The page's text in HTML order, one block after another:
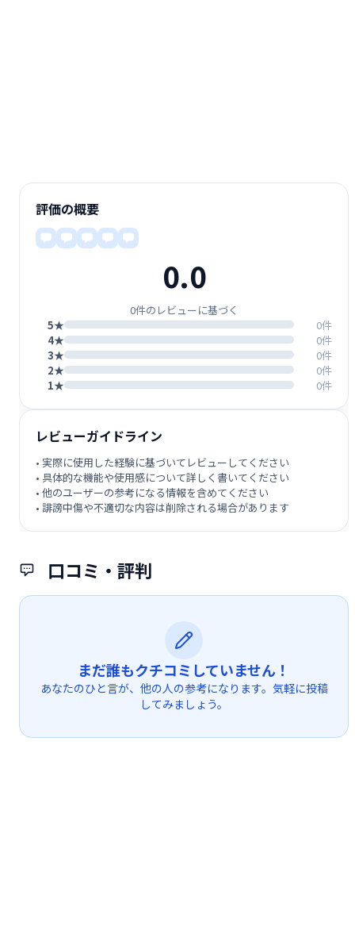
口コミ・評判
まだ誰もクチコミしていません！
あなたのひと言が、他の人の参考になります。気軽に投稿
してみましょう。
評価の概要
0.0
0件のレビューに基づく
5★
0件
4★
0件
3★
0件
2★
0件
1★
0件
レビューガイドライン
• 実際に使用した経験に基づいてレビューしてください
• 具体的な機能や使用感について詳しく書いてください
• 他のユーザーの参考になる情報を含めてください
• 誹謗中傷や不適切な内容は削除される場合があります